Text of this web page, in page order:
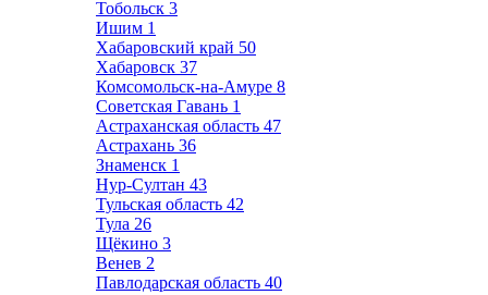
Тобольск 3
Ишим 1
Хабаровский край 50
Хабаровск 37
Комсомольск-на-Амуре 8
Советская Гавань 1
Астраханская область 47
Астрахань 36
Знаменск 1
Нур-Султан 43
Тульская область 42
Тула 26
Щёкино 3
Венев 2
Павлодарская область 40